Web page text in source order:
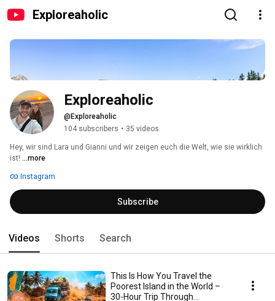
Exploreaholic
@Exploreaholic
104 subscribers • 35 videos
Hey, wir sind Lara und Gianni und wir zeigen euch die Welt, wie sie wirklich
ist! ...more
Instagram
Subscribe
Videos Shorts Search
This Is How You Travel the
Poorest Island in the World –
30-Hour Trip Through